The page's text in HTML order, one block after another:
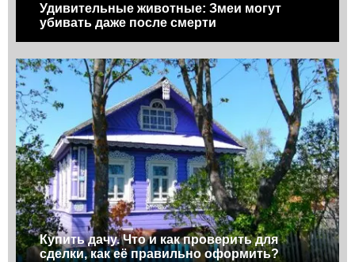
Удивительные животные: Змеи могут
убивать даже после смерти
Купить дачу. Что и как проверить для
сделки, как её правильно оформить?